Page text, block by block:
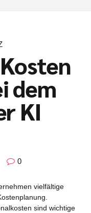
dem
KI
0
vielfältige
sind wichtige